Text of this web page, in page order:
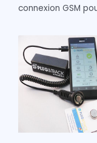
connexion GSM